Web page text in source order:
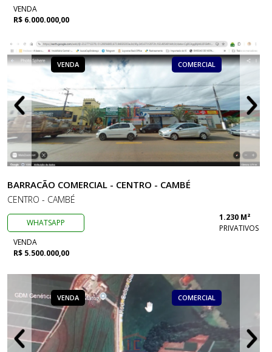
VENDA
R$ 6.000.000,00
VENDA COMERCIAL
BARRACÃO COMERCIAL - CENTRO - CAMBÉ
CENTRO - CAMBÉ
WHATSAPP
1.230 M²
PRIVATIVOS
VENDA
R$ 5.500.000,00
VENDA COMERCIAL